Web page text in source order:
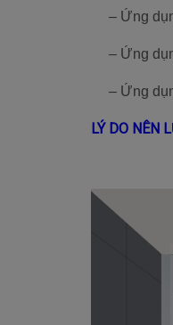
– Ứng
– Ứng
– Ứng
LÝ DO NÊN